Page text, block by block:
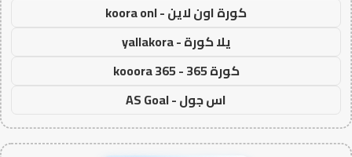
كورة اون لاين - koora onl
يلا كورة - yallakora
كورة 365 - kooora 365
اس جول - AS Goal